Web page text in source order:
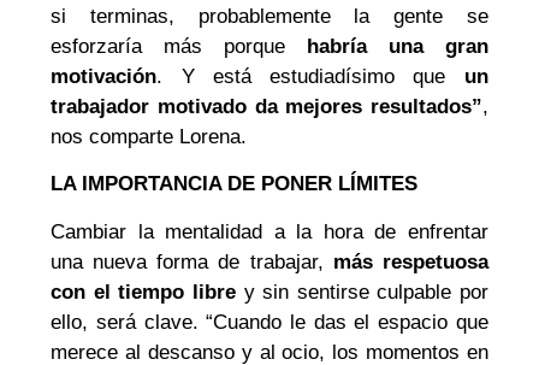
si terminas, probablemente la gente se
esforzaría más porque habría una gran
motivación. Y está estudiadísimo que un
trabajador motivado da mejores resultados”,
nos comparte Lorena.
LA IMPORTANCIA DE PONER LÍMITES
Cambiar la mentalidad a la hora de enfrentar
una nueva forma de trabajar, más respetuosa
con el tiempo librey sin sentirse culpable por
ello, será clave. “Cuando le das el espacio que
merece al descanso y al ocio, los momentos en